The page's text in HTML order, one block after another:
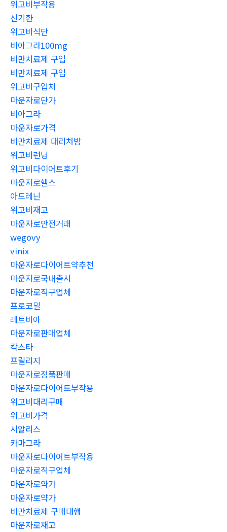
위고비부작용
신기환
위고비식단
비아그라100mg
비만치료제 구입
비만치료제 구입
위고비구입처
마운자로단가
비아그라
마운자로가격
비만치료제 대리처방
위고비런닝
위고비다이어트후기
마운자로헬스
아드레닌
위고비재고
마운자로안전거래
wegovy
vinix
마운자로다이어트약추천
마운자로국내출시
마운자로직구업체
프로코밀
레트비아
마운자로판매업체
칵스타
프릴리지
마운자로정품판매
마운자로다이어트부작용
위고비대리구매
위고비가격
시알리스
카마그라
마운자로다이어트부작용
마운자로직구업체
마운자로약가
마운자로약가
비만치료제 구매대행
마운자로재고